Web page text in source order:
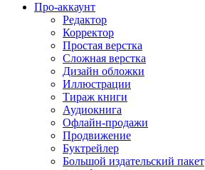
Про-аккаунт
Редактор
Корректор
Простая верстка
Сложная верстка
Дизайн обложки
Иллюстрации
Тираж книги
Аудиокнига
Офлайн-продажи
Продвижение
Буктрейлер
Большой издательский пакет